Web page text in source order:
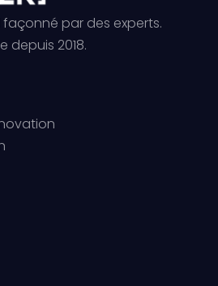
par des experts.
depuis 2018.